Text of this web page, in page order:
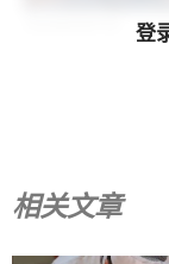
2026年9月越南
登
相关文章